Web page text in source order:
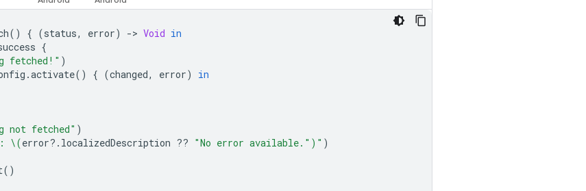
() { (status, error) -> Void in
{
fetched!" )
.activate() { (changed, error)
in
not fetched" )
\(error?. localizedDescription ?? "No error available." ) " )
()